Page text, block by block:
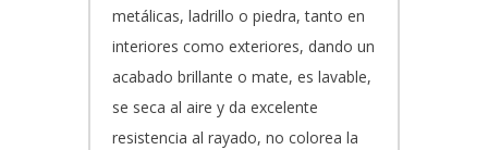
metálicas, ladrillo o piedra, tanto en
interiores como exteriores, dando un
acabado brillante o mate, es lavable,
se seca al aire y da excelente
resistencia al rayado, no colorea la